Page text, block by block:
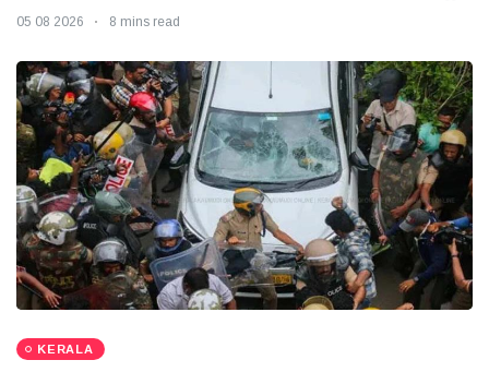
05 08 2026 8 mins read
KERALA